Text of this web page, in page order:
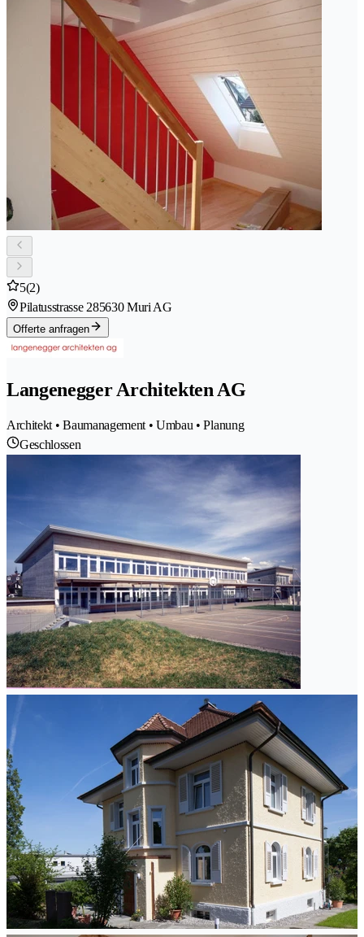
5(2)
Pilatusstrasse 285630 Muri AG
Offerte anfragen
Langenegger Architekten AG
Architekt • Baumanagement • Umbau • Planung
Geschlossen